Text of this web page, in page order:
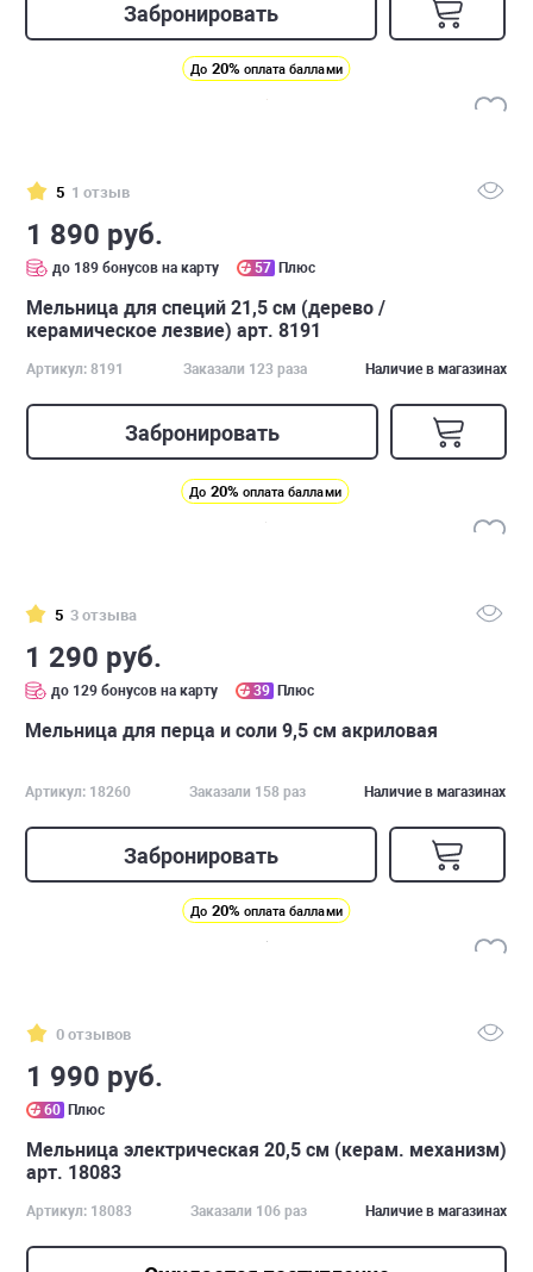
Забронировать
До 20% оплата баллами
5 1 отзыв
1 890 руб.
до 189 бонусов на карту 57 Плюс
Мельница для специй 21,5 см (дерево /
керамическое лезвие) арт. 8191
Артикул: 8191 Заказали 123 раза Наличие в магазинах
Забронировать
До 20% оплата баллами
5 3 отзыва
1 290 руб.
до 129 бонусов на карту 39 Плюс
Мельница для перца и соли 9,5 см акриловая
Артикул: 18260 Заказали 158 раз Наличие в магазинах
Забронировать
До 20% оплата баллами
0 отзывов
1 990 руб.
60 Плюс
Мельница электрическая 20,5 см (керам. механизм)
арт. 18083
Артикул: 18083 Заказали 106 раз Наличие в магазинах